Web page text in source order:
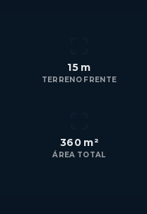
15 m
TERRENO FRENTE
360 m²
ÁREA TOTAL